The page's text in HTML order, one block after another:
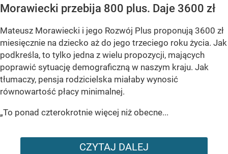
Morawiecki przebija 800 plus. Daje 3600 zł
Mateusz Morawiecki i jego Rozwój Plus proponują 3600 zł
miesięcznie na dziecko aż do jego trzeciego roku życia. Jak
podkreśla, to tylko jedna z wielu propozycji, mających
poprawić sytuację demograficzną w naszym kraju. Jak
tłumaczy, pensja rodzicielska miałaby wynosić
równowartość płacy minimalnej.
„To ponad czterokrotnie więcej niż obecne...
CZYTAJ DALEJ